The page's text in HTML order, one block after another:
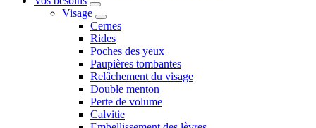
Visage
Cernes
Rides
Poches des yeux
Paupières tombantes
Relâchement du visage
Double menton
Perte de volume
Calvitie